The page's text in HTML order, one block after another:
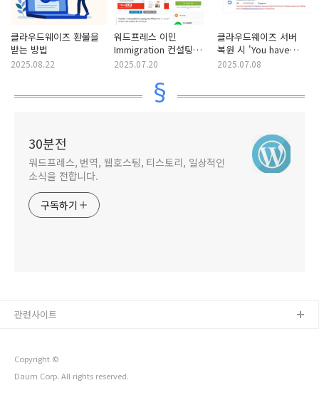
클라우드웨이즈 환불을
받는 방법
2025.08.22
워드프레스 이민
Immigration 컨설팅
사이트 업데이트 작업
2025.07.20
클라우드웨이즈 서버
복원 시 'You have
reached the disaster
발생하는 경우
2025.07.08
30분전
워드프레스, 번역, 웹호스팅, 티스토리, 일상적인
소식을 전합니다.
구독하기
Copyright ©
Daum Corp. All rights reserved.
관련사이트